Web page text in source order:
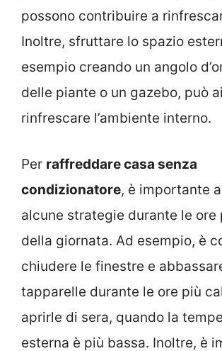
possono contribuire a
Inoltre, sfruttare lo spazio
esempio creando un angolo
delle piante o un gazebo, può
rinfrescare l’ambiente interno.
Per raffreddare casa senza
condizionatore, è importante
alcune strategie durante le ore
della giornata. Ad esempio, è
chiudere le finestre e
tapparelle durante le ore più
aprirle di sera, quando la
esterna è più bassa. Inoltre, è